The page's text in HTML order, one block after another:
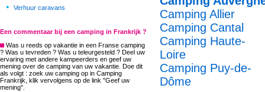
• Verhuur caravans
Een commentaar bij een camping in Frankrijk ?
Was u reeds op vakantie in een Franse camping
? Was u tevreden ? Was u teleurgesteld ? Deel uw
ervaring met andere kampeerders en geef uw
mening over de camping van uw vakantie. Doe dit
als volgt : zoek uw camping op in Camping
Frankrijk, klik vervolgens op de link "Geef uw
mening".
Camping Allier
Camping Cantal
Camping Haute-
Loire
Camping Puy-de-
Dôme